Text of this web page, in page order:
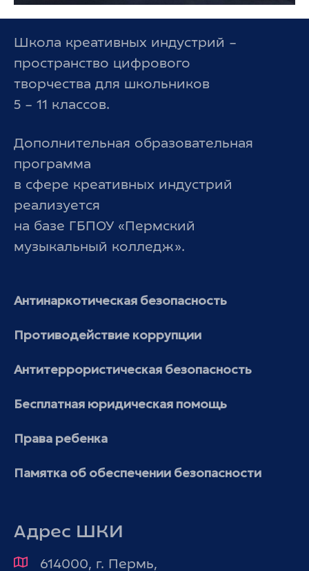
Школа креативных индустрий –
пространство цифрового
творчества для школьников
5 – 11 классов.
Дополнительная образовательная
программа
в сфере креативных индустрий
реализуется
на базе ГБПОУ «Пермский
музыкальный колледж».
Антинаркотическая безопасность
Противодействие коррупции
Антитеррористическая безопасность
Бесплатная юридическая помощь
Права ребенка
Памятка об обеспечении безопасности
Адрес ШКИ
614000, г. Пермь,